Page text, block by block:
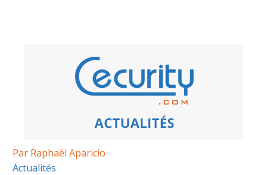
Par Raphaël Aparicio
Actualités